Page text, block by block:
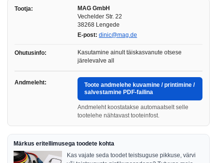
Tootja:
MAG GmbH
Vechelder Str. 22
38268 Lengede
E-post: dinic@mag.de
Ohutusinfo:
Kasutamine ainult täiskasvanute otsese
järelevalve all
Andmeleht:
Toote andmelehe kuvamine / printimine /
salvestamine PDF-failina
Andmeleht koostatakse automaatselt selle
tootelehe nähtavast tooteinfost.
Märkus eritellimusega toodete kohta
Kas vajate seda toodet teistsuguse pikkuse, värvi